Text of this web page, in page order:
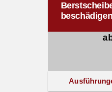
beschädigen